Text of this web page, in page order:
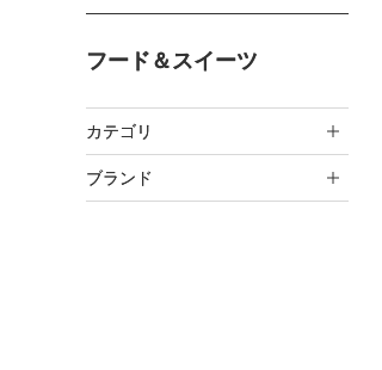
フード＆スイーツ
カテゴリ
ブランド